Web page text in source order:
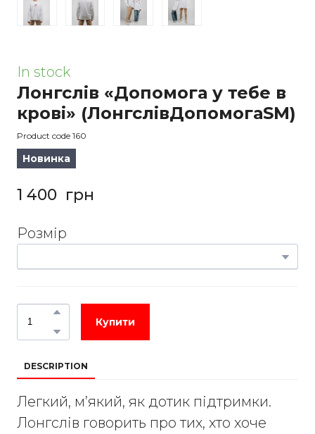
In stock
Лонгслів «Допомога у тебе в
крові» (ЛонгслівДопомогаSM)
Product code 160
Новинка
1 400  грн
Розмір
Купити
DESCRIPTION
Легкий, м’який, як дотик підтримки.
Лонгслів говорить про тих, хто хоче